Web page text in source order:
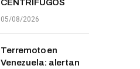
CENTRÍFUGOS
05/08/2026
Terremoto en
Venezuela: alertan